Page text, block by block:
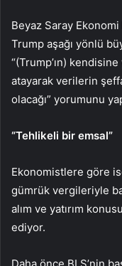
Beyaz Saray Ekonomi
Trump aşağı yönlü
“(Trump’ın)
atayarak verilerin
olacağı” yorumunu
“Tehlikeli bir emsal”
Ekonomistlere göre
gümrük vergileriyle
alım ve yatırım
ediyor.